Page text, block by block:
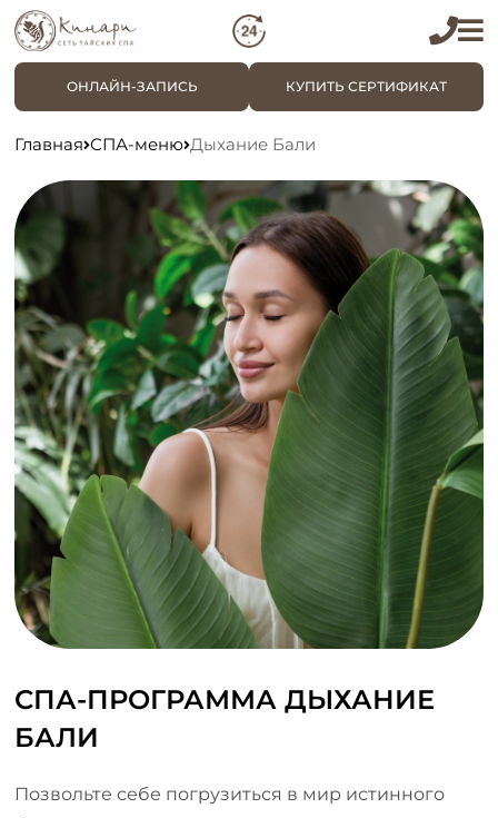
ОНЛАЙН-ЗАПИСЬ КУПИТЬ СЕРТИФИКАТ
Главная СПА-меню Дыхание Бали
СПА-ПРОГРАММА ДЫХАНИЕ
БАЛИ
Позвольте себе погрузиться в мир истинного